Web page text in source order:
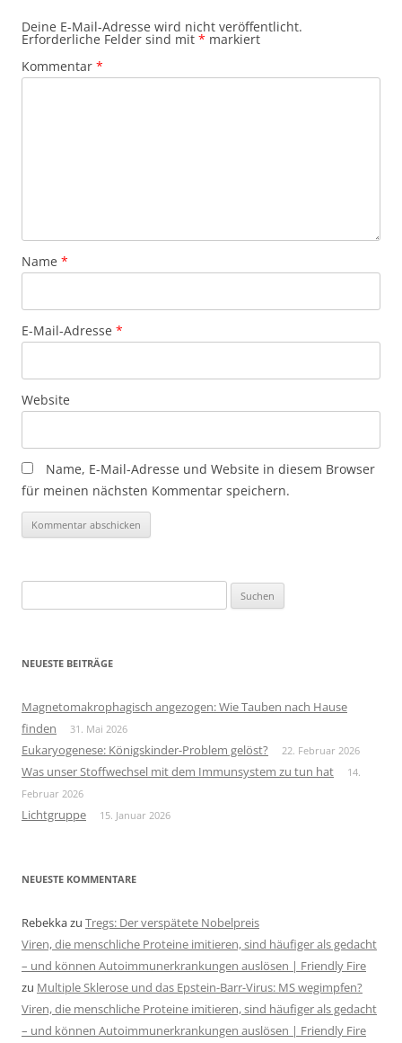
Deine E-Mail-Adresse wird nicht veröffentlicht.
Erforderliche Felder sind mit * markiert
Kommentar *
Name *
E-Mail-Adresse *
Website
Name, E-Mail-Adresse und Website in diesem Browser
für meinen nächsten Kommentar speichern.
nach:
NEUESTE BEITRÄGE
Magnetomakrophagisch angezogen: Wie Tauben nach Hause
finden
31. Mai 2026
Eukaryogenese: Königskinder-Problem gelöst? 22. Februar 2026
Was unser Stoffwechsel mit dem Immunsystem zu tun hat
14.
Februar 2026
Lichtgruppe 15. Januar 2026
NEUESTE KOMMENTARE
Rebekkazu Tregs: Der verspätete Nobelpreis
Viren, die menschliche Proteine imitieren, sind häufiger als gedacht
– und können Autoimmunerkrankungen auslösen | Friendly Fire
zu Multiple Sklerose und das Epstein-Barr-Virus: MS wegimpfen?
Viren, die menschliche Proteine imitieren, sind häufiger als gedacht
– und können Autoimmunerkrankungen auslösen | Friendly Fire